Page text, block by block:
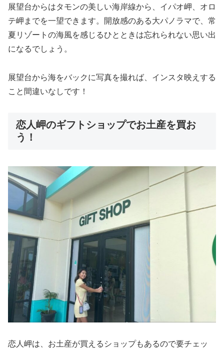
展望台からはタモンの美しい海岸線から、イパオ岬、オロ
テ岬までを一望できます。開放感のある大パノラマで、常
夏リゾートの海風を感じるひとときは忘れられない思い出
になるでしょう。
展望台から海をバックに写真を撮れば、インスタ映えする
こと間違いなしです！
恋人岬のギフトショップでお土産を買お
う！
恋人岬は、お土産が買えるショップもあるので要チェッ